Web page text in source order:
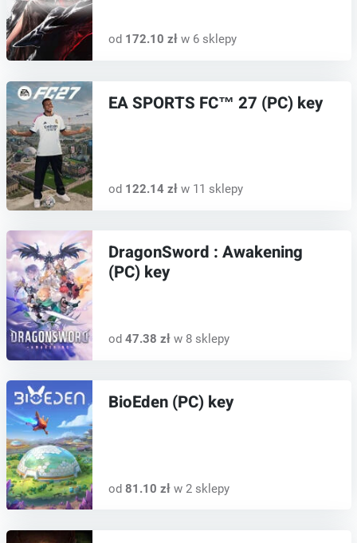
od 172.10 złw 6 sklepy
EA SPORTS FC™ 27 (PC) key
od 122.14 złw 11 sklepy
DragonSword : Awakening
(PC) key
od 47.38 złw 8 sklepy
BioEden (PC) key
od 81.10 złw 2 sklepy